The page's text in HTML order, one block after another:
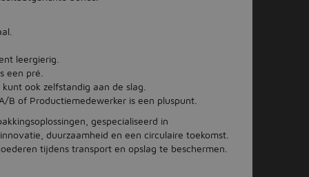
leergierig.
een pré.
ook zelfstandig aan de slag.
B of Productiemedewerker is een pluspunt.
gespecialiseerd in
duurzaamheid en een circulaire toekomst.
tijdens transport en opslag te beschermen.